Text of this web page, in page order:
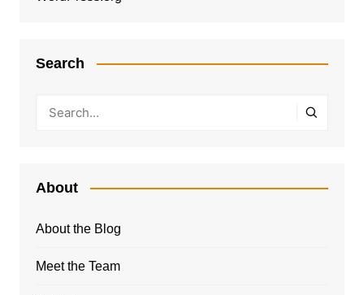
Search
About
About the Blog
Meet the Team